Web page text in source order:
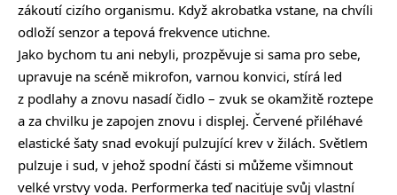
zákoutí cizího organismu. Když akrobatka vstane, na chvíli
odloží senzor a tepová frekvence utichne.
Jako bychom tu ani nebyli, prozpěvuje si sama pro sebe,
upravuje na scéně mikrofon, varnou konvici, stírá led
z podlahy a znovu nasadí čidlo – zvuk se okamžitě roztepe
a za chvilku je zapojen znovu i displej. Červené přiléhavé
elastické šaty snad evokují pulzující krev v žilách. Světlem
pulzuje i sud, v jehož spodní části si můžeme všimnout
velké vrstvy voda. Performerka teď naciťuje svůj vlastní